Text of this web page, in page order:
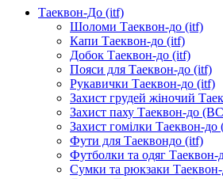
Таеквон-До (itf)
Шоломи Таеквон-до (itf)
Капи Таеквон-до (itf)
Добок Таеквон-до (itf)
Пояси для Таеквон-до (itf)
Рукавички Таеквон-до (itf)
Захист грудей жіночий
Захист паху Таеквон-до
Захист гомілки Таеквон-до
Фути для Таеквондо (itf)
Футболки та одяг Таеквон-
Сумки та рюкзаки